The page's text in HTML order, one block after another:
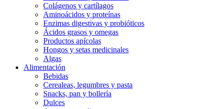
Colágenos y cartílagos
Aminoácidos y proteínas
Enzimas digestivas y probióticos
Ácidos grasos y omegas
Productos apícolas
Hongos y setas medicinales
Algas
Alimentación
Bebidas
Cerealeas, legumbres y pasta
Snacks, pan y bollería
Dulces